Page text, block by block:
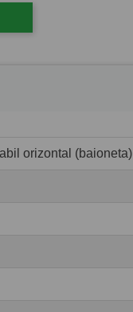
orizontal (baioneta)